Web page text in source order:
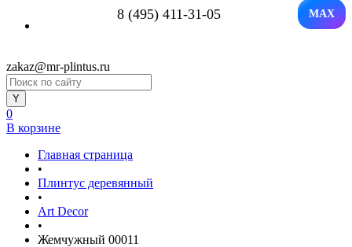
8 (495) 411-31-05 MAX
zakaz@mr-plintus.ru
0
В корзине
Главная страница
•
Плинтус деревянный
•
Art Decor
•
Жемчужный 00011